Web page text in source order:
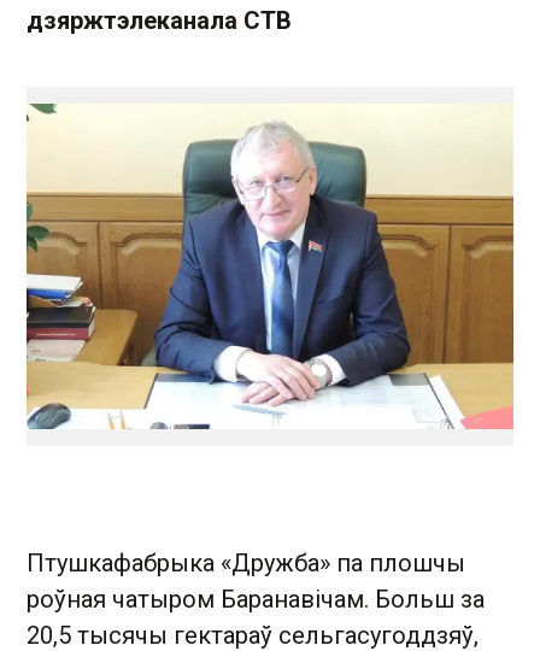
дзяржтэлеканала СТВ
Птушкафабрыка «Дружба» па плошчы
роўная чатыром Баранавічам. Больш за
20,5 тысячы гектараў сельгасугоддзяў,